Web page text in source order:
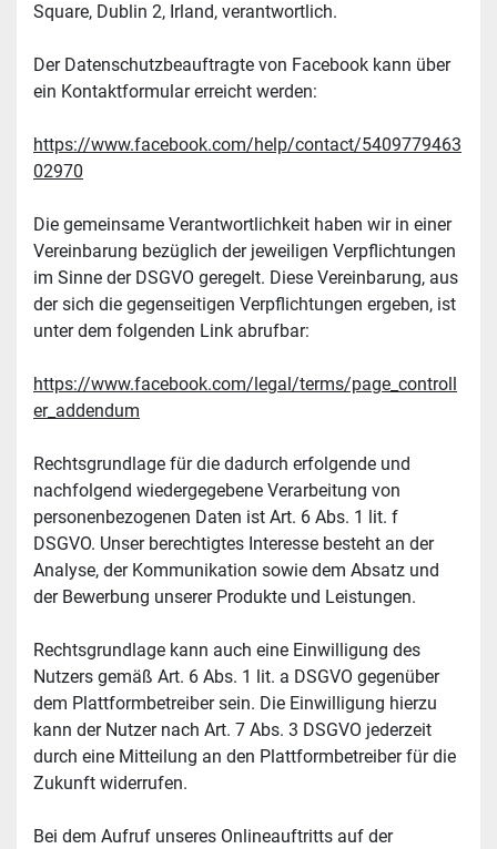
Square, Dublin 2, Irland, verantwortlich.
Der Datenschutzbeauftragte von Facebook kann über
ein Kontaktformular erreicht werden:
https://www.facebook.com/help/contact/5409779463
02970
Die gemeinsame Verantwortlichkeit haben wir in einer
Vereinbarung bezüglich der jeweiligen Verpflichtungen
im Sinne der DSGVO geregelt. Diese Vereinbarung, aus
der sich die gegenseitigen Verpflichtungen ergeben, ist
unter dem folgenden Link abrufbar:
https://www.facebook.com/legal/terms/page_controll
er_addendum
Rechtsgrundlage für die dadurch erfolgende und
nachfolgend wiedergegebene Verarbeitung von
personenbezogenen Daten ist Art. 6 Abs. 1 lit. f
DSGVO. Unser berechtigtes Interesse besteht an der
Analyse, der Kommunikation sowie dem Absatz und
der Bewerbung unserer Produkte und Leistungen.
Rechtsgrundlage kann auch eine Einwilligung des
Nutzers gemäß Art. 6 Abs. 1 lit. a DSGVO gegenüber
dem Plattformbetreiber sein. Die Einwilligung hierzu
kann der Nutzer nach Art. 7 Abs. 3 DSGVO jederzeit
durch eine Mitteilung an den Plattformbetreiber für die
Zukunft widerrufen.
Bei dem Aufruf unseres Onlineauftritts auf der